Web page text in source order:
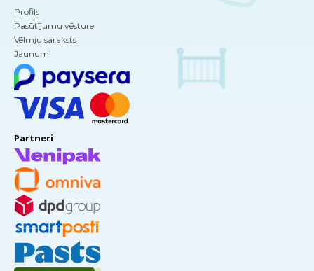
Profils
Pasūtījumu vēsture
Vēlmju saraksts
Jaunumi
Partneri